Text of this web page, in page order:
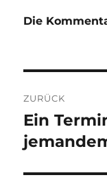
Die
ZURÜCK
Vorheriger
Beitrag:
Ein